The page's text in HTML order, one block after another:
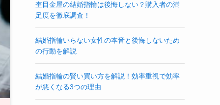
杢目金屋の結婚指輪は後悔しない？購入者の満
足度を徹底調査！
結婚指輪いらない女性の本音と後悔しないため
の行動を解説
結婚指輪の賢い買い方を解説！効率重視で効率
が悪くなる3つの理由